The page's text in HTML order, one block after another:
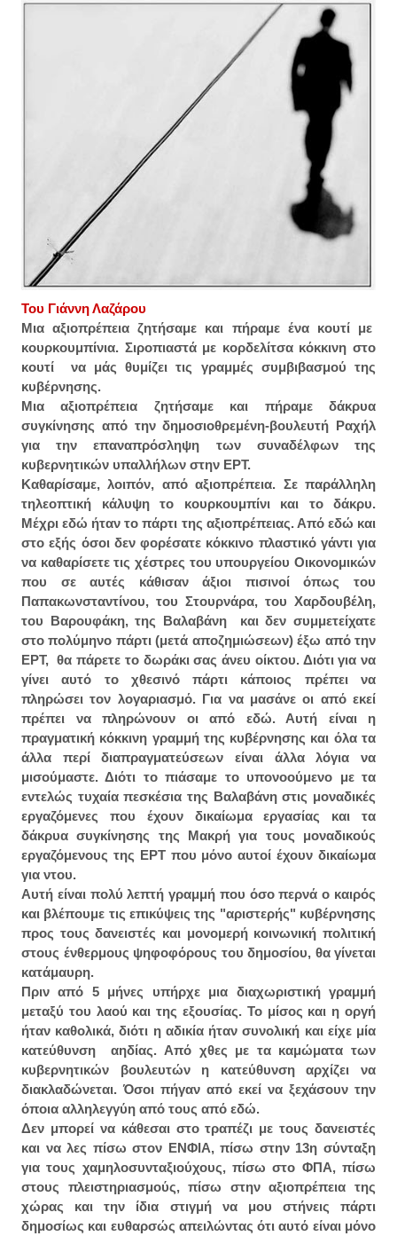
Του Γιάννη Λαζάρου
Μια αξιοπρέπεια ζητήσαμε και πήραμε ένα κουτί με
κουρκουμπίνια. Σιροπιαστά με κορδελίτσα κόκκινη στο
κουτί να μάς θυμίζει τις γραμμές συμβιβασμού της
κυβέρνησης.
Μια αξιοπρέπεια ζητήσαμε και πήραμε δάκρυα
συγκίνησης από την δημοσιοθρεμένη-βουλευτή Ραχήλ
για την επαναπρόσληψη των συναδέλφων της
κυβερνητικών υπαλλήλων στην ΕΡΤ.
Καθαρίσαμε, λοιπόν, από αξιοπρέπεια. Σε παράλληλη
τηλεοπτική κάλυψη το κουρκουμπίνι και το δάκρυ.
Μέχρι εδώ ήταν το πάρτι της αξιοπρέπειας. Από εδώ και
στο εξής όσοι δεν φορέσατε κόκκινο πλαστικό γάντι για
να καθαρίσετε τις χέστρες του υπουργείου Οικονομικών
που σε αυτές κάθισαν άξιοι πισινοί όπως του
Παπακωνσταντίνου, του Στουρνάρα, του Χαρδουβέλη,
του Βαρουφάκη, της Βαλαβάνη και δεν συμμετείχατε
στο πολύμηνο πάρτι (μετά αποζημιώσεων) έξω από την
ΕΡΤ, θα πάρετε το δωράκι σας άνευ οίκτου. Διότι για να
γίνει αυτό το χθεσινό πάρτι κάποιος πρέπει να
πληρώσει τον λογαριασμό. Για να μασάνε οι από εκεί
πρέπει να πληρώνουν οι από εδώ. Αυτή είναι η
πραγματική κόκκινη γραμμή της κυβέρνησης και όλα τα
άλλα περί διαπραγματεύσεων είναι άλλα λόγια να
μισούμαστε. Διότι το πιάσαμε το υπονοούμενο με τα
εντελώς τυχαία πεσκέσια της Βαλαβάνη στις μοναδικές
εργαζόμενες που έχουν δικαίωμα εργασίας και τα
δάκρυα συγκίνησης της Μακρή για τους μοναδικούς
εργαζόμενους της ΕΡΤ που μόνο αυτοί έχουν δικαίωμα
για ντου.
Αυτή είναι πολύ λεπτή γραμμή που όσο περνά ο καιρός
και βλέπουμε τις επικύψεις της "αριστερής" κυβέρνησης
προς τους δανειστές και μονομερή κοινωνική πολιτική
στους ένθερμους ψηφοφόρους του δημοσίου, θα γίνεται
κατάμαυρη.
Πριν από 5 μήνες υπήρχε μια διαχωριστική γραμμή
μεταξύ του λαού και της εξουσίας. Το μίσος και η οργή
ήταν καθολικά, διότι η αδικία ήταν συνολική και είχε μία
κατεύθυνση αηδίας. Από χθες με τα καμώματα των
κυβερνητικών βουλευτών η κατεύθυνση αρχίζει να
διακλαδώνεται. Όσοι πήγαν από εκεί να ξεχάσουν την
όποια αλληλεγγύη από τους από εδώ.
Δεν μπορεί να κάθεσαι στο τραπέζι με τους δανειστές
και να λες πίσω στον ΕΝΦΙΑ, πίσω στην 13η σύνταξη
για τους χαμηλοσυνταξιούχους, πίσω στο ΦΠΑ, πίσω
στους πλειστηριασμούς, πίσω στην αξιοπρέπεια της
χώρας και την ίδια στιγμή να μου στήνεις πάρτι
δημοσίως και ευθαρσώς απειλώντας ότι αυτό είναι μόνο